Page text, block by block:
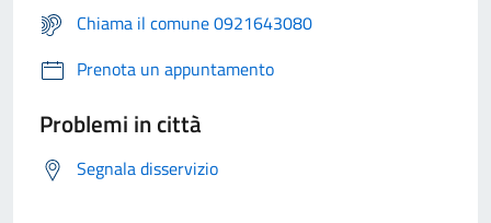
Chiama il comune 0921643080
Prenota un appuntamento
Problemi in città
Segnala disservizio